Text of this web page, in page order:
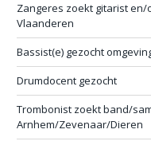
Zangeres zoekt gitarist
Vlaanderen
Bassist(e) gezocht
Drumdocent gezocht
Trombonist zoekt band/
Arnhem/Zevenaar/Dieren